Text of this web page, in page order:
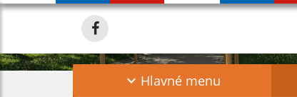
Hlavné menu